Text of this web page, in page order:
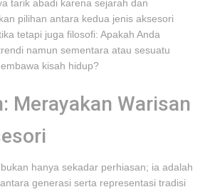
tarik abadi karena sejarah dan
pilihan antara kedua jenis aksesori
tetapi juga filosofi: Apakah Anda
namun sementara atau sesuatu
kisah hidup?
Merayakan Warisan
hanya sekadar perhiasan; ia adalah
generasi serta representasi tradisi